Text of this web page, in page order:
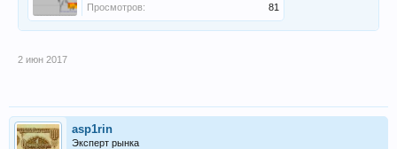
Просмотров:
81
2 июн 2017
asp1rin
Эксперт рынка